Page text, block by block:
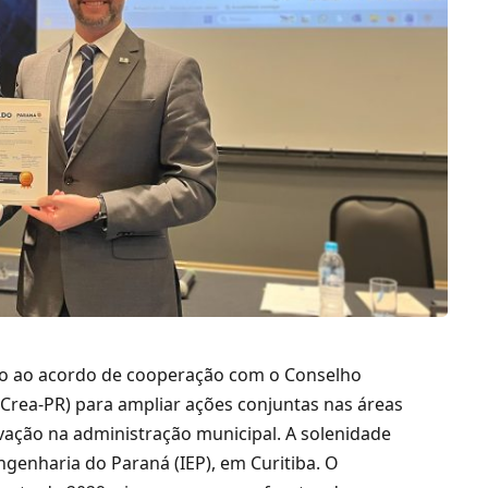
acordo de cooperação com o Conselho
PR) para ampliar ações conjuntas nas áreas
na administração municipal. A solenidade
do Paraná (IEP), em Curitiba. O